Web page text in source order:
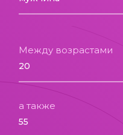
Между возрастами
а также